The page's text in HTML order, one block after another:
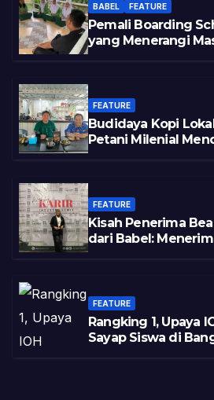
BABEL FEATURE
Pemali Boarding
yang Menerangi
FEATURE
Budidaya Kopi
Petani Milenial
FEATURE
Kisah Penerima
dari Babel:
FEATURE
Rangking 1, Upaya
Sayap Siswa di